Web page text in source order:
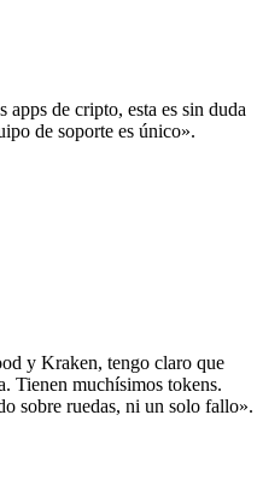
de cripto, esta es sin duda
de soporte es único».
y Kraken, tengo claro que
Tienen muchísimos tokens.
sobre ruedas, ni un solo fallo».